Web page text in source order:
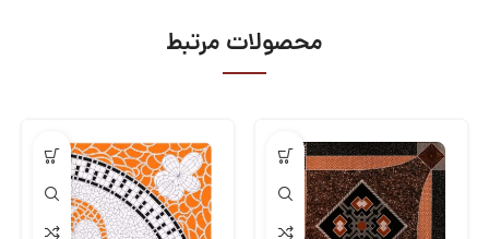
محصولات مرتبط